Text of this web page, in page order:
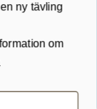
du till att ta